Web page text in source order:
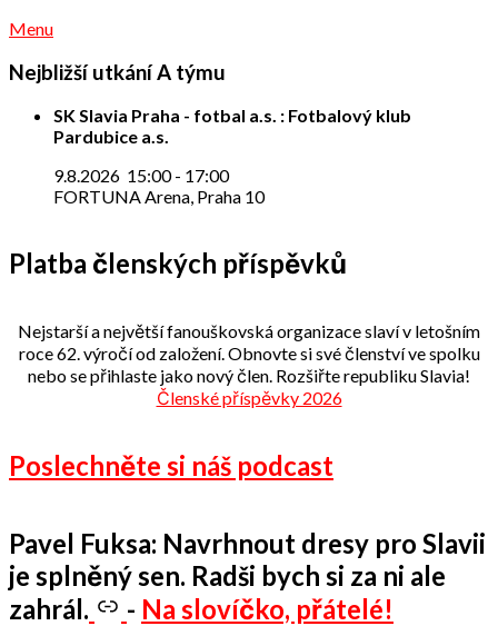
Menu
Nejbližší utkání A týmu
SK Slavia Praha - fotbal a.s. : Fotbalový klub
Pardubice a.s.
9.8.2026 15:00- 17:00
FORTUNA Arena, Praha 10
Platba členských příspěvků
Nejstarší a největší fanouškovská organizace slaví v letošním
roce 62. výročí od založení. Obnovte si své členství ve spolku
nebo se přihlaste jako nový člen. Rozšiřte republiku Slavia!
Členské příspěvky 2026
Poslechněte si náš podcast
Pavel Fuksa: Navrhnout dresy pro Slavii
je splněný sen. Radši bych si za ni ale
zahrál.
- Na slovíčko, přátelé!